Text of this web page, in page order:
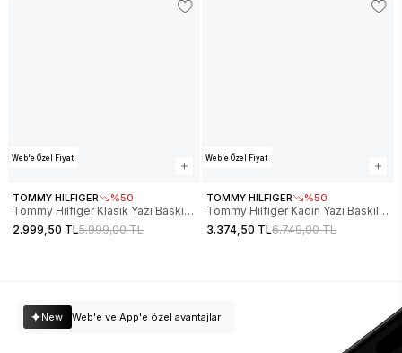
Web'e Özel Fiyat
TOMMY HILFIGER %50
Tommy Hilfiger Klasik Yazı Baskılı
Penye Kapüşonlu Kadın Sweatshirt
WW0WW48270C1G
2.999,50 TL5.999,00 TL
Web'e Özel Fiyat
TOMMY HILFIGER %50
Tommy Hilfiger Kadın Yazı Baskılı
Pike Rugby Beyaz Sweatshirt
WW0WW45779YA8
3.374,50 TL6.749,00 TL
New Web'e ve App'e özel avantajlar